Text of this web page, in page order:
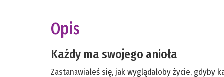
Opis
Każdy ma swojego anioła
Zastanawiałeś się, jak wyglądałoby życie, gdyby